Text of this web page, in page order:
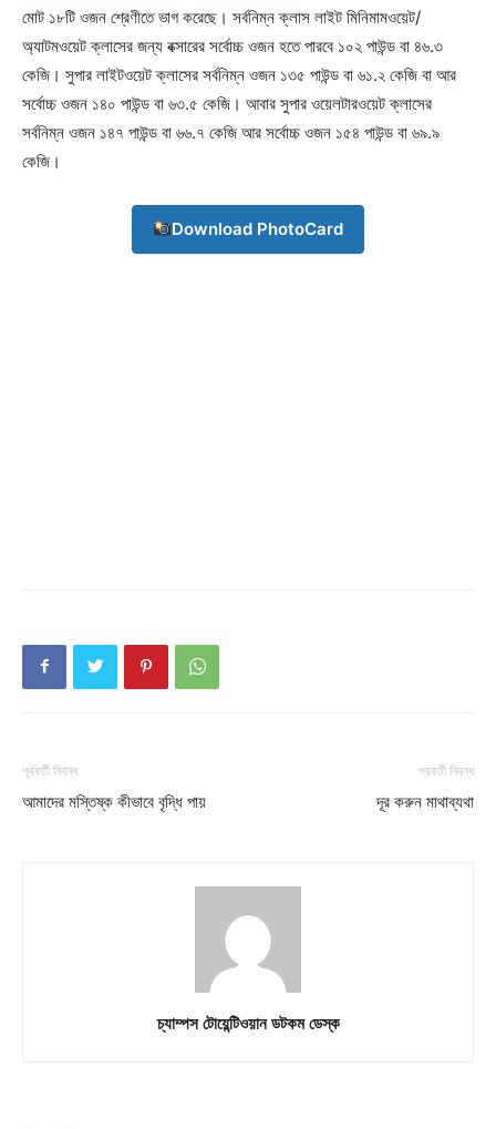
মোট ১৮টি ওজন শ্রেণীতে ভাগ করেছে। সর্বনিম্ন ক্লাস লাইট মিনিমামওয়েট/
অ্যাটমওয়েট ক্লাসের জন্য বক্সারের সর্বোচ্চ ওজন হতে পারবে ১০২ পাউন্ড বা ৪৬.৩
কেজি। সুপার লাইটওয়েট ক্লাসের সর্বনিম্ন ওজন ১৩৫ পাউন্ড বা ৬১.২ কেজি বা আর
সর্বোচ্চ ওজন ১৪০ পাউন্ড বা ৬৩.৫ কেজি। আবার সুপার ওয়েলটারওয়েট ক্লাসের
সর্বনিম্ন ওজন ১৪৭ পাউন্ড বা ৬৬.৭ কেজি আর সর্বোচ্চ ওজন ১৫৪ পাউন্ড বা ৬৯.৯
কেজি।
Download PhotoCard
পূর্ববর্তী নিবন্ধ
আমাদের মস্তিষ্ক কীভাবে বৃদ্ধি পায়
পরবর্তী নিবন্ধ
দূর করুন মাথাব্যথা
চ্যাম্পস টোয়েন্টিওয়ান ডটকম ডেস্ক